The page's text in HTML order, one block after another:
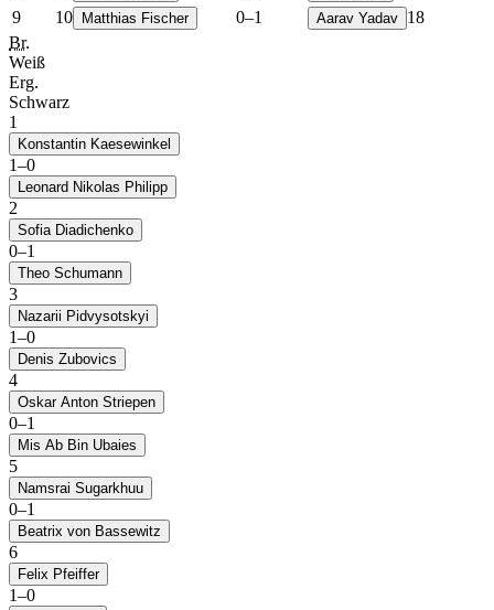
9
10 Matthias Fischer 0–1 Aarav Yadav 18
Br.
Weiß
Erg.
Schwarz
1
Konstantin Kaesewinkel
1–0
Leonard Nikolas Philipp
2
Sofia Diadichenko
0–1
Theo Schumann
3
Nazarii Pidvysotskyi
1–0
Denis Zubovics
4
Oskar Anton Striepen
0–1
Mis Ab Bin Ubaies
5
Namsrai Sugarkhuu
0–1
Beatrix von Bassewitz
6
Felix Pfeiffer
1–0